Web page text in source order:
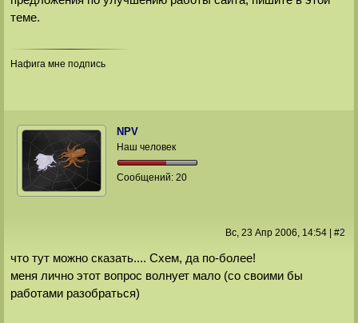
теме.
Нафига мне подпись
NPV
Наш человек
Сообщений:20
Вс, 23 Апр 2006, 14:54| #2
что тут можно сказать.... Схем, да по-более!
меня лично этот вопрос волнует мало (со своими бы
работами разобраться)